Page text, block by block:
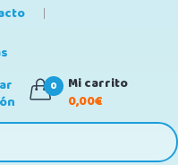
0
Mi carrito
0,00€